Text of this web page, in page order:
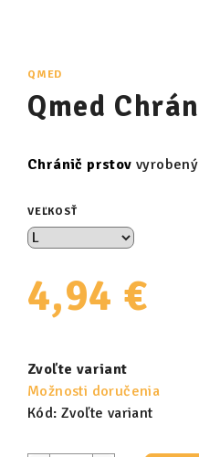
QMED
Qmed
Chránič prstov
VEĽKOSŤ
4,94 €
cena:
Zvoľte variant
Možnosti doručenia
Kód: Zvoľte variant